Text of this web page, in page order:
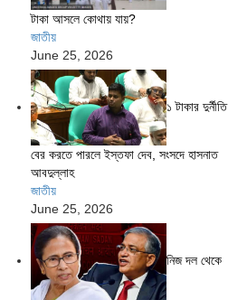
টাকা আসলে কোথায় যায়?
জাতীয়
June 25, 2026
১ টাকার দুর্নীতি
বের করতে পারলে ইস্তফা দেব, সংসদে হাসনাত
আবদুল্লাহ
জাতীয়
June 25, 2026
নিজ দল থেকে